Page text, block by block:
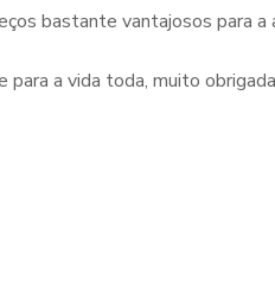
bastante vantajosos para a
para a vida toda, muito